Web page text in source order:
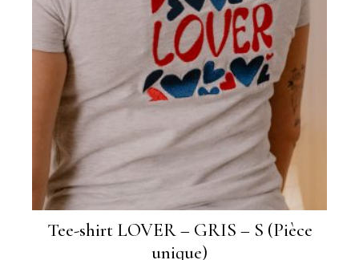
Tee-shirt LOVER – GRIS – S (Pièce
unique)